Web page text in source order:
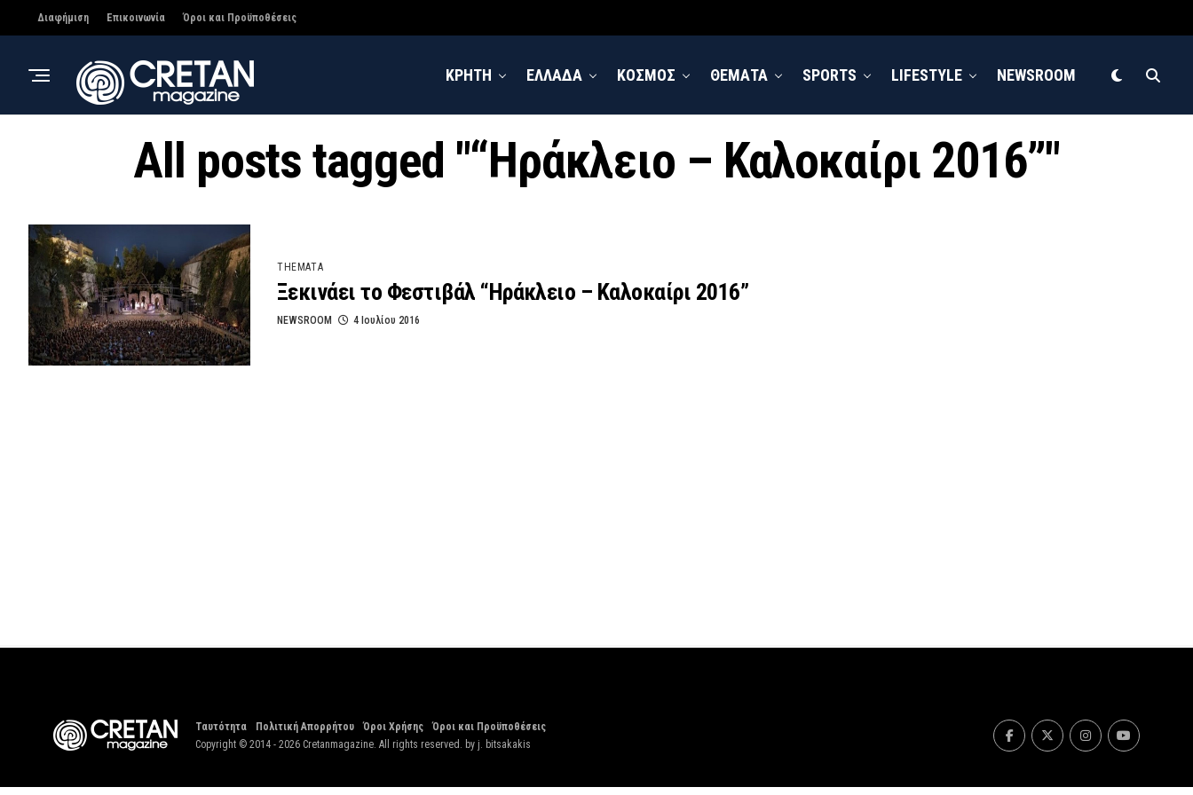
Διαφήμιση Επικοινωνία Όροι και Προϋποθέσεις
ΚΡΗΤΗ ΕΛΛΑΔΑ ΚΟΣΜΟΣ ΘΕΜΑΤΑ SPORTS LIFESTYLE NEWSROOM
All posts tagged "“Ηράκλειο – Καλοκαίρι 2016”"
THEMATA
Ξεκινάει το Φεστιβάλ “Ηράκλειο – Καλοκαίρι 2016”
NEWSROOM 4 Ιουλίου 2016
Ταυτότητα Πολιτική Απορρήτου Όροι Χρήσης
Όροι και Προϋποθέσεις
Copyright © 2014 - 2026 Cretanmagazine. All rights reserved. by j. bitsakakis